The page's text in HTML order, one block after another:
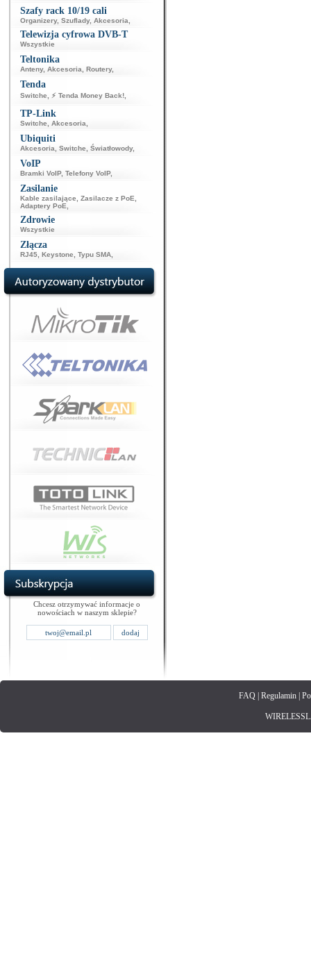
Szafy rack 10/19 cali
Organizery, Szuflady, Akcesoria
Telewizja cyfrowa DVB-T
Wszystkie
Teltonika
Anteny, Akcesoria Routery,
Tenda
Switche ⚡ Tenda Money Back!
TP-Link
Switche Akcesoria
Ubiquiti
Akcesoria Switche Światłowody,
VoIP
Bramki VoIP, Telefony VoIP,
Zasilanie
Kable zasilające Zasilacze z PoE
Adaptery PoE
Zdrowie
Wszystkie
Złącza
RJ45 Keystone Typu SMA
Chcesz otrzymywać informacje o
nowościach w naszym sklepie?
FAQ| Regulamin|